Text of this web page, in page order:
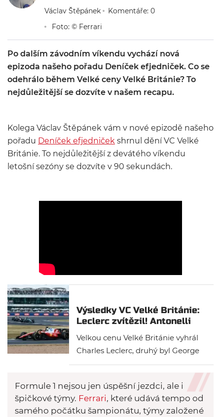
Václav Štěpánek
Komentáře: 0
Foto: © Ferrari
Po dalším závodním víkendu vychází nová
epizoda našeho pořadu Deníček efjedniček. Co se
odehrálo během Velké ceny Velké Británie? To
nejdůležitější se dozvíte v našem recapu.
Kolega Václav Štěpánek vám v nové epizodě našeho
pořadu Deníček efjedniček shrnul dění VC Velké
Británie. To nejdůležitější z devátého víkendu
letošní sezóny se dozvíte v 90 sekundách.
Výsledky VC Velké Británie:
Leclerc zvítězil! Antonelli
Velkou cenu Velké Británie vyhrál
Charles Leclerc, druhý byl George
Russell a na třetím místě skončil
Lewis Hamilton. Závod byl dojet za
safety carem poté, co Max
Verstappen vylétl z tratě.
Formule 1 nejsou jen úspěšní jezdci, ale i
špičkové týmy. Ferrari, které udává tempo od
samého počátku šampionátu, týmy založené